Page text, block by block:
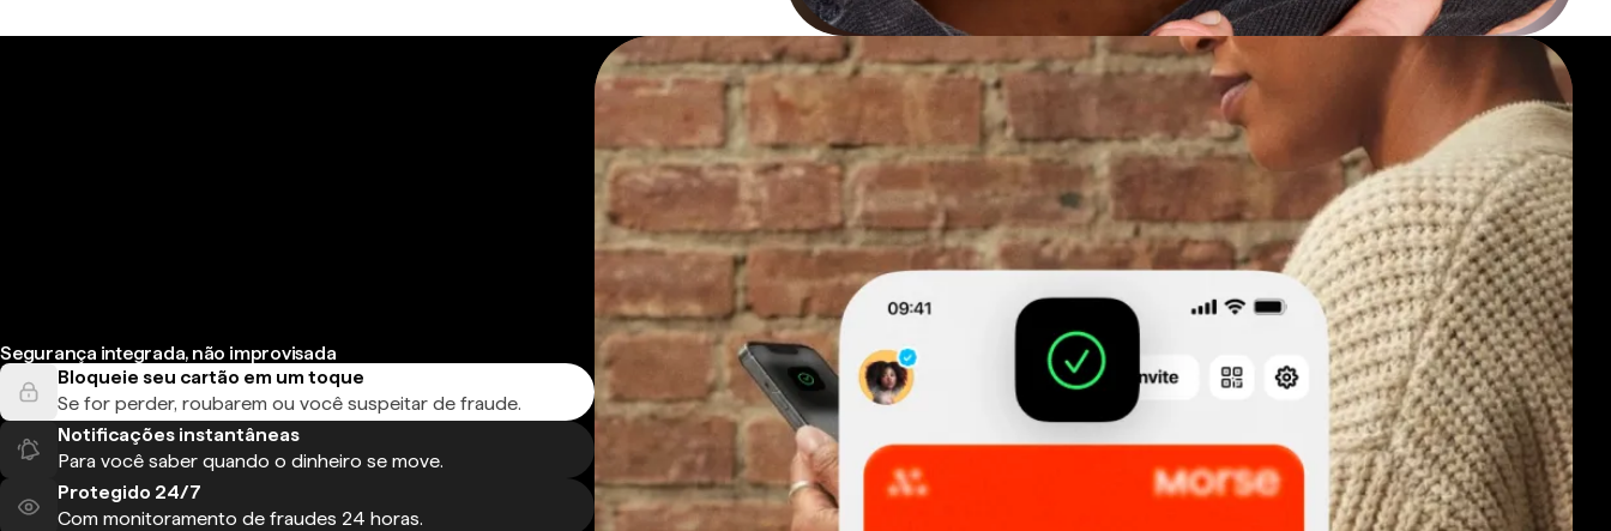
Segurança integrada, não improvisada
Bloqueie seu cartão em um toque
Se for perder, roubarem ou você suspeitar de fraude.
Notificações instantâneas
Para você saber quando o dinheiro se move.
Protegido 24/7
Com monitoramento de fraudes 24 horas.